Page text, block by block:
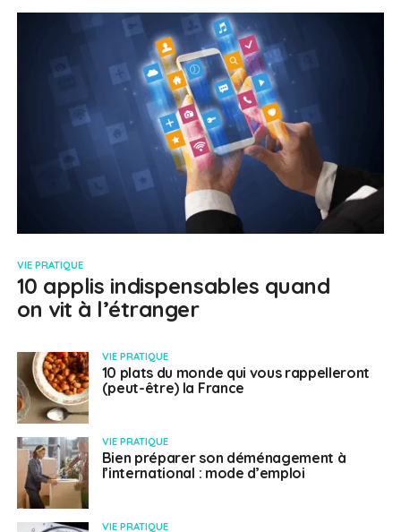
VIE PRATIQUE
10 applis indispensables quand
on vit à l’étranger
VIE PRATIQUE
10 plats du monde qui vous rappelleront
(peut-être) la France
VIE PRATIQUE
Bien préparer son déménagement à
l’international : mode d’emploi
VIE PRATIQUE